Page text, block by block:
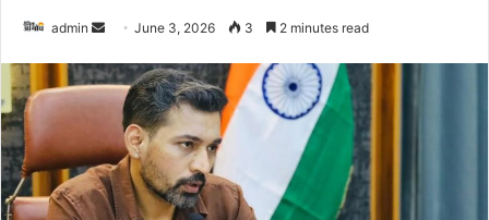
admin
n
d
n
e
m
June 3, 2026 3 2 minutes read